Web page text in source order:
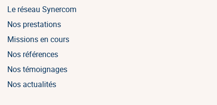
Le réseau Synercom
Nos prestations
Missions en cours
Nos références
Nos témoignages
Nos actualités